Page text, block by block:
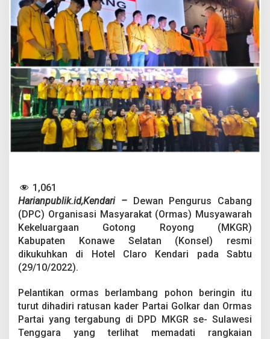
G
K
R
K
o
n
s
e
l
S
i
a
p
e
g
a
P
e
u
2
0
2
1,061
Harianpublik.id,Kendari – Dewan Pengurus Cabang
(DPC) Organisasi Masyarakat (Ormas) Musyawarah
Kekeluargaan Gotong Royong (MKGR)
Kabupaten Konawe Selatan (Konsel) resmi
dikukuhkan di Hotel Claro Kendari pada Sabtu
(29/10/2022).
Pelantikan ormas berlambang pohon beringin itu
turut dihadiri ratusan kader Partai Golkar dan Ormas
Partai yang tergabung di DPD MKGR se- Sulawesi
Tenggara yang terlihat memadati rangkaian